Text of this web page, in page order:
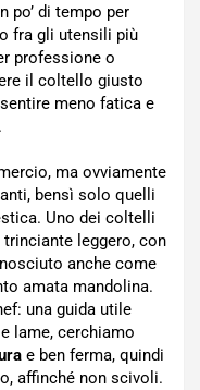
po’ di tempo per
fra gli utensili più
professione o
il coltello giusto
meno fatica e
ma ovviamente
bensì solo quelli
Uno dei coltelli
leggero, con
anche come
amata mandolina.
una guida utile
lame, cerchiamo
e ben ferma, quindi
affinché non scivoli.